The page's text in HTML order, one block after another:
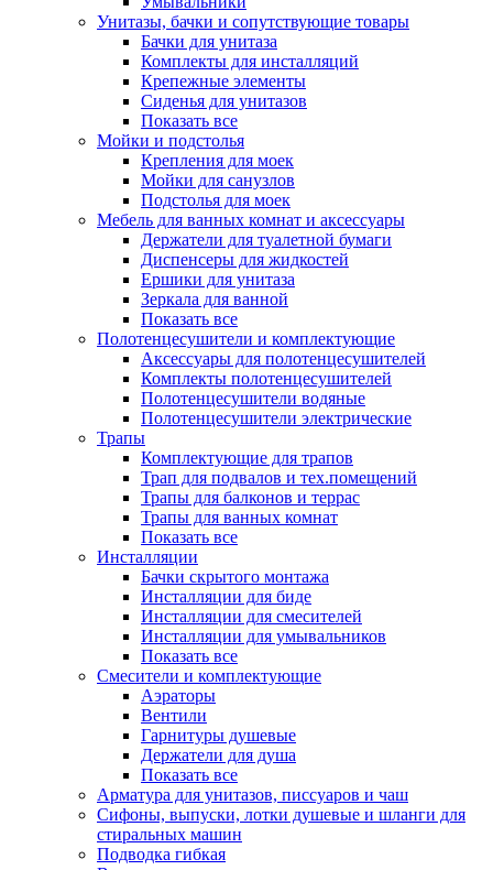
Унитазы, бачки и сопутствующие товары
Бачки для унитаза
Комплекты для инсталляций
Крепежные элементы
Сиденья для унитазов
Показать все
Мойки и подстолья
Крепления для моек
Мойки для санузлов
Подстолья для моек
Мебель для ванных комнат и аксессуары
Держатели для туалетной бумаги
Диспенсеры для жидкостей
Ершики для унитаза
Зеркала для ванной
Показать все
Полотенцесушители и комплектующие
Аксессуары для полотенцесушителей
Комплекты полотенцесушителей
Полотенцесушители водяные
Полотенцесушители электрические
Трапы
Комплектующие для трапов
Трап для подвалов и тех.помещений
Трапы для балконов и террас
Трапы для ванных комнат
Показать все
Инсталляции
Бачки скрытого монтажа
Инсталляции для биде
Инсталляции для смесителей
Инсталляции для умывальников
Показать все
Смесители и комплектующие
Аэраторы
Вентили
Гарнитуры душевые
Держатели для душа
Показать все
Арматура для унитазов, писсуаров и чаш
Сифоны, выпуски, лотки душевые и шланги для
стиральных машин
Подводка гибкая